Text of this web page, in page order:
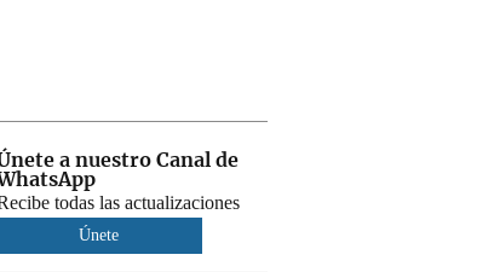
a nuestro Canal de
todas las actualizaciones
Únete